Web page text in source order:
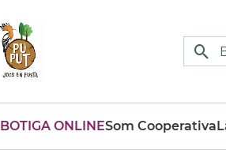
BOTIGA ONLINESom Cooperativa